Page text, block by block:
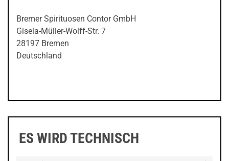
Bremer Spirituosen Contor GmbH
Gisela-Müller-Wolff-Str. 7
28197 Bremen
Deutschland
ES WIRD TECHNISCH